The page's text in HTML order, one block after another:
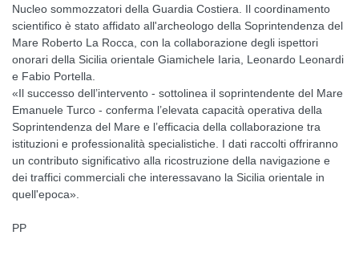
Nucleo sommozzatori della Guardia Costiera. Il coordinamento
scientifico è stato affidato all'archeologo della Soprintendenza del
Mare Roberto La Rocca, con la collaborazione degli ispettori
onorari della Sicilia orientale Giamichele Iaria, Leonardo Leonardi
e Fabio Portella.
«Il successo dell’intervento - sottolinea il soprintendente del Mare
Emanuele Turco - conferma l’elevata capacità operativa della
Soprintendenza del Mare e l’efficacia della collaborazione tra
istituzioni e professionalità specialistiche. I dati raccolti offriranno
un contributo significativo alla ricostruzione della navigazione e
dei traffici commerciali che interessavano la Sicilia orientale in
quell'epoca».
PP